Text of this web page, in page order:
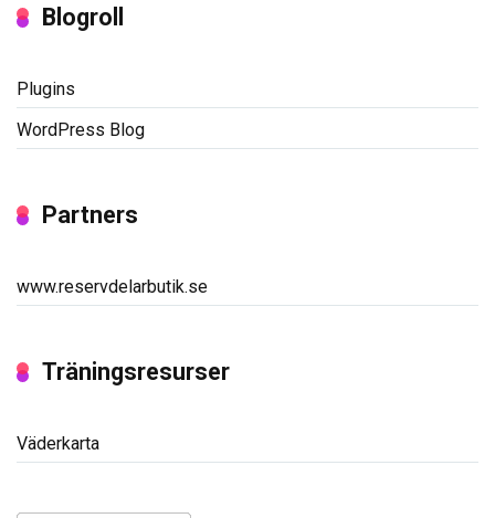
Blogroll
Plugins
WordPress Blog
Partners
www.reservdelarbutik.se
Träningsresurser
Väderkarta